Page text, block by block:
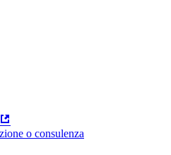
o consulenza